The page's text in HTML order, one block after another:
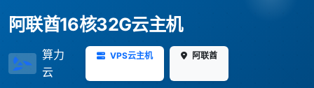
阿联酋16核32G云主机
算力
云
VPS云主机 阿联酋